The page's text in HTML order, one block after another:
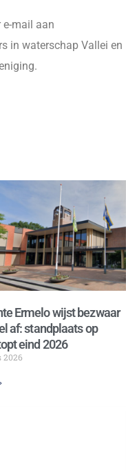
e-mail aan
in waterschap Vallei en
Ermelo wijst bezwaar
af: standplaats op
eind 2026
2026